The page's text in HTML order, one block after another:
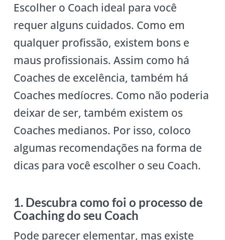
Escolher o Coach ideal para você
requer alguns cuidados. Como em
qualquer profissão, existem bons e
maus profissionais. Assim como há
Coaches de excelência, também há
Coaches medíocres. Como não poderia
deixar de ser, também existem os
Coaches medianos. Por isso, coloco
algumas recomendações na forma de
dicas para você escolher o seu Coach.
1. Descubra como foi o processo de
Coaching do seu Coach
Pode parecer elementar, mas existe